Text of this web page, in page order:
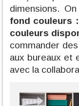
dimensions.
fond couleurs
couleurs
commander
aux bureaux et
avec la